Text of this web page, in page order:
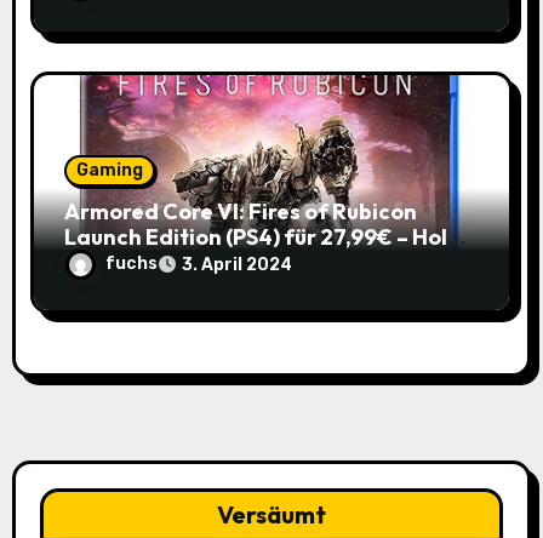
Gaming
Armored Core VI: Fires of Rubicon
Launch Edition (PS4) für 27,99€ – Hol
dir den Mech-Action Spaß zum
Spitzenpreis!
fuchs 3. April 2024
Versäumt